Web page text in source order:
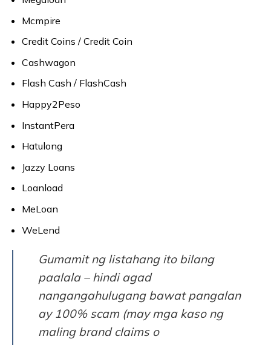
Mcmpire
Credit Coins / Credit Coin
Cashwagon
Flash Cash / FlashCash
Happy2Peso
InstantPera
Hatulong
Jazzy Loans
Loanload
MeLoan
WeLend
Gumamit ng listahang ito bilang
paalala – hindi agad
nangangahulugang bawat pangalan
ay 100% scam (may mga kaso ng
maling brand claims o